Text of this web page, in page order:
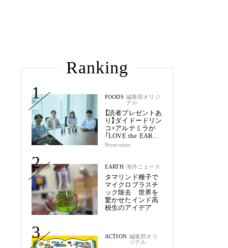
Ranking
1
FOODS 編集部オリジ
ナル
【読者プレゼントあ
り】ダイドードリン
コ×アルテミラが
「LOVE the EARTH
シリーズ」で目指す
Promotion
2 EARTH 海外ニュース
タマリンド種子で
マイクロプラスチ
ック除去 世界を
驚かせたインド高
校生のアイデア
3 ACTION 編集部オリ
ジナル